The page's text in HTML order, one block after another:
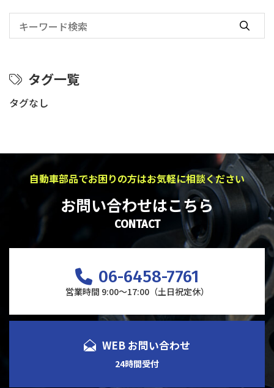
タグ一覧
タグなし
自動車部品でお困りの方はお気軽に相談ください
お問い合わせはこちら
CONTACT
06-6458-7761
営業時間 9:00～17:00（土日祝定休）
WEB お問い合わせ
24時間受付